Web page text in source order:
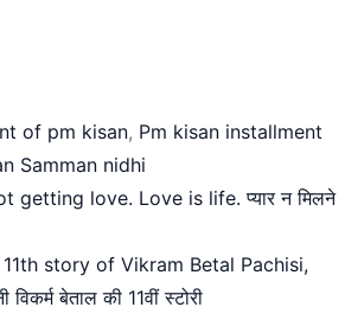
of pm kisan, Pm kisan installment
Samman nidhi
getting love. Love is life. प्यार न मिलने
11th story of Vikram Betal Pachisi,
विकर्म बेताल की 11वीं स्टोरी